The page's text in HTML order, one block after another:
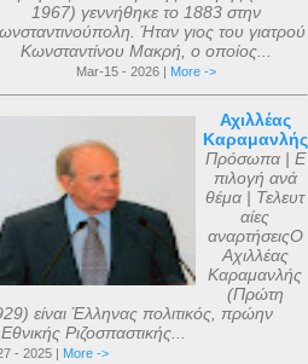
1967) γεννήθηκε το 1883 στην
Ήταν γιος του γιατρού
Κωνσταντίνου Μακρή, ο οποίος...
Mar-15 - 2026 | More ->
Αχιλλέας
Καραμανλής
Πρόσωπα | Ε
πιλογή ανά
θέμα | Τελευτ
αίες
αναρτήσειςΟ
Αχιλλέας
Καραμανλής
(Πρώτη
είναι Έλληνας πολιτικός, πρώην
Ριζοσπαστικής...
- 2025 | More ->